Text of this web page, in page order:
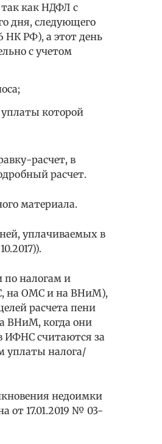
так как НДФЛ с
дня, следующего
НК РФ), а этот день
с учетом
уплаты которой
расчет, в
расчет.
материала.
уплачиваемых в
по налогам и
на ОМС и на ВНиМ),
расчета пени
ВНиМ, когда они
ИФНС считаются за
уплаты налога/
недоимки
от 17.01.2019 № 03-